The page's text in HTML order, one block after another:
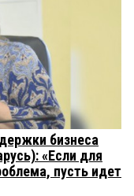
бизнеса
«Если для
пусть идет